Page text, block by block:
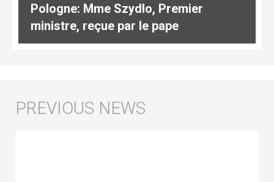
Pologne: Mme Szydlo, Premier
ministre, reçue par le pape